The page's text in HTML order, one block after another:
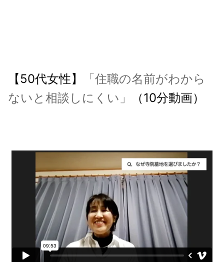
【50代女性】
「住職の名前がわから
ないと相談しにくい」
（10分動画）